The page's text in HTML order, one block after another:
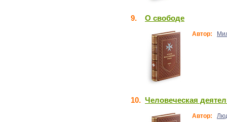
9. О свободе
Автор:
10. Человеческая
Автор: